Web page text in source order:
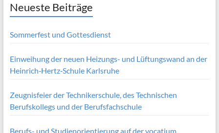
Neueste Beiträge
Sommerfest und Gottesdienst
Einweihung der neuen Heizungs- und Lüftungswand an der
Heinrich‑Hertz‑Schule Karlsruhe
Zeugnisfeier der Technikerschule, des Technischen
Berufskollegs und der Berufsfachschule
Berufs- und Studienorientierung auf der vocatium